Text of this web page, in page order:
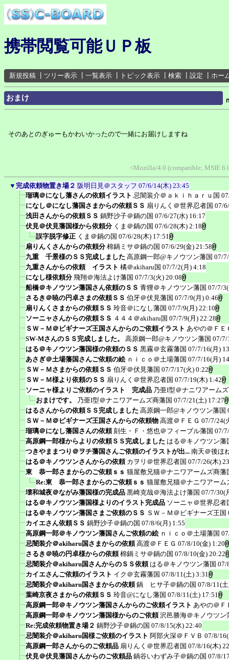
携帯閲覧可能ＵＰ板
新規投稿 ツリー表示 一覧表示 トピック表示 検索 設定 ホー
おまけ
そのあとのぎゅーもかわいかったので一緒にお届けしますね
<Mozilla/4.0 (compatible; MSIE
▼ 完成依頼物置き場２ 阪明日見＠スタッフ 07/6/14(木) 23:45
瑠璃＠になし藩さんの依頼イラスト 忌闇装介＠ａｋｉｈａｒｕ国
になし＠になし藩国さまからの依頼ＳＳ 扇りんく＠世界忍者国 07/
浅田さんからの依頼ＳＳ 鍋野沙子＠鍋の国 07/6/27(水) 16:17
伏見＠伏見藩国様から依頼分 くま＠鍋の国 07/6/28(木) 2:18
誤字脱字修正 くま＠鍋の国 07/6/28(木) 17:51
扇りんくさんからの依頼分 棉鍋ミサ＠鍋の国 07/6/29(金) 21:58
九重 千景様のＳＳ完成しました 高原鋼一郎@キノウツン藩国 07/
九重さんからの依頼 イラスト 橘＠akiharu国 07/7/2(月) 4:18
になし様依頼分 飛翔＠海法よけ藩国 07/7/3(火) 20:08
船橋＠キノウツン藩国さん依頼のＳＳ 青狸＠キノウツン藩国 07/7/
さるき＠暁の円卓さまの依頼ＳＳ 伯牙＠伏見藩国 07/7/9(月) 0:46
扇りんくさまからの依頼ＳＳ 玲音＠になし藩国 07/7/9(月) 22:10
ソーニャさんからの依頼ＳＳ ４４４＠akiharu国 07/7/9(月) 22:28
ＳＷ－Ｍ＠ビギナーズ王国さんからのご依頼イラスト あやの＠ＦＥ
SW-MさんのＳＳ完成しました。
高原鋼一郎@キノウツン藩国 07/7/
はる＠キノウツン藩国様の依頼のＳＳ 黒霧＠玄霧藩国 07/7/16(月)
あさぎ＠土場藩国さんご依頼の絵 ｎｉｃｏ＠土場藩国 07/7/16(月)
ＳＷ－Ｍさまからの依頼ＳＳ 伯牙＠伏見藩国 07/7/17(火) 0:22
ＳＷ－Ｍ様より依頼のＳＳ 扇りんく＠世界忍者国 07/7/19(木) 1:42
ソーニャ様よりご依頼のイラスト 完成品 乃亜I型＠ナニワアーム
おまけです。
乃亜I型＠ナニワアームズ商藩国 07/7/21(土) 17:27
はるさんからの依頼ＳＳ完成しました 高原鋼一郎@キノウツン藩国
ＳＷ－Ｍ＠ビギナーズ王国さんからの依頼物 高渡＠ＦＥＧ 07/7/24(
瑠璃＠になし藩国さんの依頼 刻生・Ｆ・悠也＠フィーブル藩国 07/
高原鋼一郎様からよりの依頼ＳＳ完成しました はる＠キノウツン藩
つきやままつり＠ヲチ藩国さんご依頼のイラストが出... 南天＠後ほ
はる＠キノウツンさんからの依頼 カヲリ＠世界忍者国 07/7/26(木)
東 恭一郎さまからのご依頼ｓｓ 猫屋敷兄猫＠ナニワアームズ商藩
Re:東 恭一郎さまからのご依頼ｓｓ 猫屋敷兄猫＠ナニワアーム
壊和城夜＠ながみ藩国様の完成品 黒崎克哉＠海法よけ藩国 07/7/30(
はる＠キノウツン藩国様よりのイラスト完成品 ソーニャ＠世界忍者
はる＠キノウツン藩国さまご依頼のＳＳ ＳＷ－Ｍ＠ビギナーズ王国
カイエさん依頼ＳＳ 鍋野沙子＠鍋の国 07/8/6(月) 1:55
高原鋼一郎＠キノウツン藩国さんご依頼の絵 ｎｉｃｏ＠土場藩国
忌闇装介＠akiharu国さまからの依頼 高渡＠ＦＥＧ 07/8/10(金) 1:20
さるき＠暁の円卓様からの依頼 棉鍋ミサ＠鍋の国 07/8/10(金) 20:22
忌闇装介＠akiharu国さんからのＳＳ依頼 はる＠キノウツン藩国 07/
カイエさんご依頼のイラスト イク＠玄霧藩国 07/8/11(土) 3:31
忌闇装介＠akiharu国さまからの依頼 鍋 ヒサ子＠鍋の国 07/8/11(
葉崎京夜さまからの依頼ＳＳ 玲音@になし藩国 07/8/11(土) 17:51
高原鋼一郎＠キノウツン藩国さんからのご依頼イラスト あやの＠Ｆ
高原鋼一郎＠キノウツン藩国様からのご依頼 沢邑勝海＠キノウツン
Re:完成依頼物置き場２ 鍋野沙子＠鍋の国 07/8/15(水) 22:40
忌闇装介＠akiharu国様ご依頼のイラスト 阿部火深＠ＦＶＢ 07/8/
高原鋼一郎さんからのご依頼品 扇りんく＠世界忍者国 07/8/16(木)
伏見＠伏見藩国さんからのご依頼品 鍋谷いわずみ子＠鍋の国 07/8/